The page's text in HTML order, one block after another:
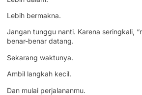
Lebih bermakna.
Jangan tunggu nanti. Karena seringkali,
benar-benar datang.
Sekarang waktunya.
Ambil langkah kecil.
Dan mulai perjalananmu.